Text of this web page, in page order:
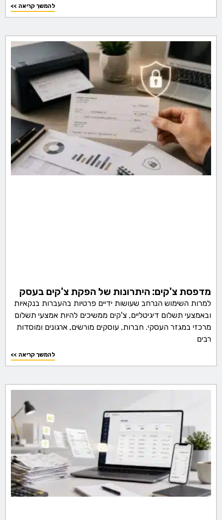
<< להמשך קריאה
מדפסת צ'קים: היתרונות של הפקת צ'קים בעסק
למרות השימוש הנרחב שעושות ידיים פרטיות בהעברות בנקאיות
ובאמצעי תשלום דיגיטליים, צ'קים ממשיכים להיות אמצעי תשלום
מרכזי במגזר העסקי. חברות, עוסקים מורשים, ארגונים ומוסדות
רבים
<< להמשך קריאה